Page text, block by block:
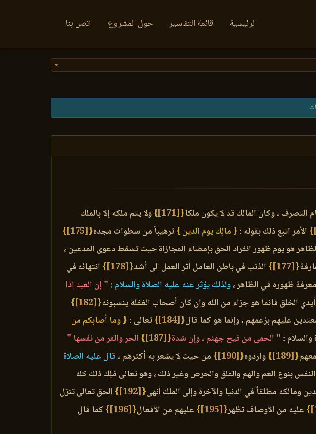
الرئيسية قائمة التفاسير حول المشروع اتصل بنا
التصرف ، وكان المالك قد لا يكون ملكا{
[171]
}ولا يتم ملكه إلا بالملك
} الأمر اتبع ذلك بقوله : { مالِك يوم الدين }ترهيباً من سطوات مجده{
[175]
}
هو يوم ظهور انفراد الحق بإمضاء المجازاة حيث تسقط دعوى المدعين ،
{
[177]
} الذنب في باطن العامل أثر العمل إلى أشد{
[178]
} انتهائه في
ظهوره في الظاهر ،ولذلك يؤثر عنه عليه الصلاة والسلام : " إن العبد إذا
الخلق فإنما هو جزاء من الله وإن كان أصحاب الغفلة ينسبونه{
[182]
}
عليهم بزعمهم ، وإنما هو كما قال{
[184]
}تعالى : { وما أصابكم من
: " الحمى من فيح جهنم ، وإن شدة{
[187]
} الحر والقر من نفسها "
{
[189]
}واردوه{
[190]
} من حيث لا يشعر به أكثرهم ، قال عليه الصلاة
بنوع الغم والهم والقلق والحرص وغير ذلك ، وهو تعالى مَلِك ذلك كله
ومالكه مطلقاً في الدنيا والآخرة وإلى الملك أنهى{
[192]
} الحق تعالى تنزل
} عليه من الأوصاف تظهر{
[195]
} عليهم من الأفعال{
[196]
} كما قال